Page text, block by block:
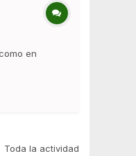
en
Toda la actividad